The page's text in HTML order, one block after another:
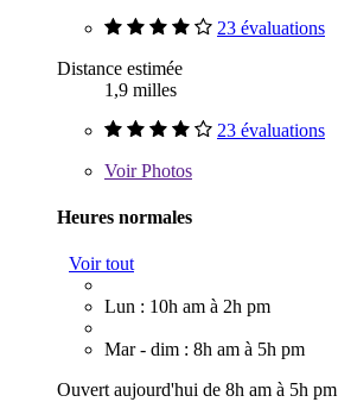
23 évaluations
Distance estimée
1,9 milles
23 évaluations
VoirPhotos
Heures normales
Voir tout
Lun : 10h am à 2h pm
Mar - dim : 8h am à 5h pm
Ouvert aujourd'hui de 8h am à 5h pm